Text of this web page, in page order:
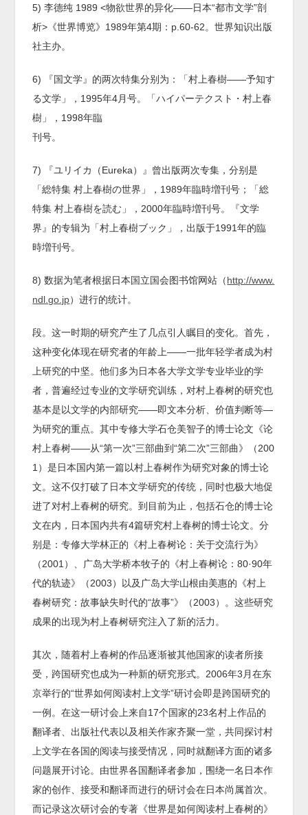
5) 李德纯 1989 <物欲世界的异化——日本“都市文学”剖
析>《世界博览》1989年第4期：p.60-62。世界知识出版
社主办。
6) 『国文学』的两次特集分别为：「村上春樹――予知す
る文学」，1995年4月号。「ハイパーテクスト・村上春
樹」，1998年臨
刊号。
7) 『ユリイカ（Eureka）』曾出版两次专集，分别是
「総特集 村上春樹の世界」，1989年臨時増刊号；「総
特集 村上春樹を読む」，2000年臨時増刊号。『文学
界』的专辑为「村上春樹ブック」，出版于1991年的臨
時増刊号。
8) 数据为笔者根据日本国立国会图书馆网站（http://www.
ndl.go.jp）进行的统计。
段。这一时期的研究产生了几点引人瞩目的变化。首先，
这种变化体现在研究者的年龄上——一批年轻学者成为村
上研究的中坚。他们多为日本各大学文学专业毕业的学
者，普遍经过专业的文学研究训练，对村上春树的研究也
基本是以文学的内部研究——即文本分析、价值判断等—
为研究的重点。其中专修大学石仓美智子的博士论文《论
村上春树——从“第一次”三部曲到“第二次”三部曲》（200
1）是日本国内第一篇以村上春树作为研究对象的博士论
文。这不仅打破了日本文学研究的传统，同时也极大地促
进了对村上春树的研究。到目前为止，包括石仓的博士论
文在内，日本国内共有4篇研究村上春树的博士论文。分
别是：专修大学林正的《村上春树论：关于交流行为》
（2001）、广岛大学桥本牧子的《村上春树论：80·90年
代的轨迹》（2003）以及广岛大学山根由美惠的《村上
春树研究：故事缺失时代的“故事”》（2003）。这些研究
成果的出现为村上春树研究注入了新的活力。
其次，随着村上春树的作品逐渐被其他国家的读者所接
受，跨国研究也成为一种新的研究形式。2006年3月在东
京举行的“世界如何阅读村上文学”研讨会即是跨国研究的
一例。在这一研讨会上来自17个国家的23名村上作品的
翻译者、出版社代表以及相关作家齐聚一堂，共同探讨村
上文学在各国的阅读与接受情况，同时就翻译方面的诸多
问题展开讨论。由世界各国翻译者参加，围绕一名日本作
家的创作、接受和翻译而进行的研讨会在日本尚属首次。
而记录这次研讨会的专著《世界是如何阅读村上春树的》